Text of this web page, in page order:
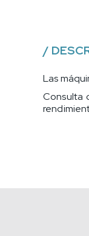
/
Las
Consulta